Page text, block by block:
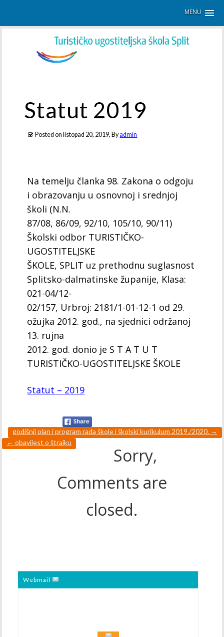
MENU
Statut 2019
Posted on listopad 20, 2019, Byadmin
Na temelju članka 98. Zakona o odgoju
i obrazovanju u osnovnoj i srednjoj
školi (N.N.
87/08, 86/09, 92/10, 105/10, 90/11)
Školski odbor TURISTIČKO-
UGOSTITELJSKE
ŠKOLE, SPLIT uz prethodnu suglasnost
Splitsko-dalmatinske županije, Klasa:
021-04/12-
02/157, Urbroj: 2181/1-01-12-1 od 29.
ožujka 2012. god., na sjednici održanoj
13. rujna
2012. god. donio je S T A T U T
TURISTIČKO-UGOSTITELJSKE ŠKOLE
Statut – 2019
godišnji plan i program rada škole i školski kurikulum 2019./2020. →
← obavijest o štrajku
Sorry,
Comments are
closed.
Webmail